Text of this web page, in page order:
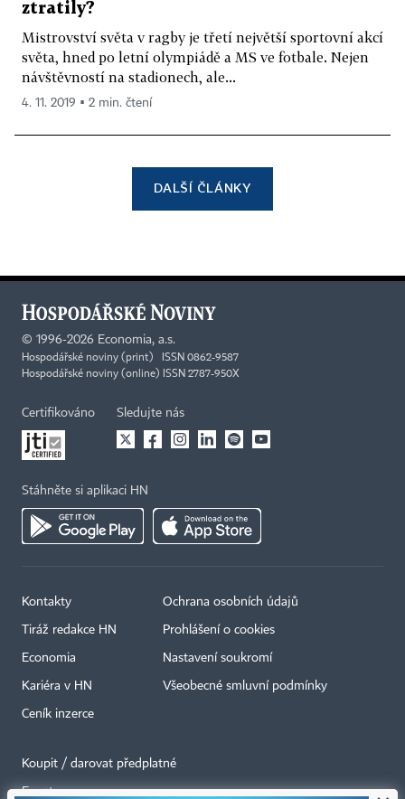
ztratily?
Mistrovství světa v ragby je třetí největší sportovní akcí
světa, hned po letní olympiádě a MS ve fotbale. Nejen
návštěvností na stadionech, ale...
4. 11. 2019 ▪ 2 min. čtení
DALŠÍ ČLÁNKY
© 1996-2026 Economia, a.s.
Hospodářské noviny (print) ISSN 0862-9587
Hospodářské noviny (online) ISSN 2787-950X
Certifikováno Sledujte nás
Stáhněte si aplikaci HN
Kontakty
Tiráž redakce HN
Economia
Kariéra v HN
Ceník inzerce
Ochrana osobních údajů
Prohlášení o cookies
Nastavení soukromí
Všeobecné smluvní podmínky
Koupit / darovat předplatné
Eventy